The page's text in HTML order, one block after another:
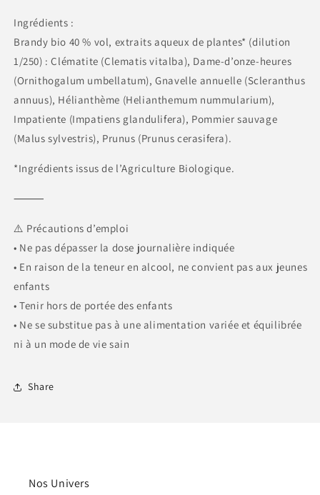
Ingrédients :
Brandy bio 40 % vol, extraits aqueux de plantes* (dilution
1/250) : Clématite (Clematis vitalba), Dame-d’onze-heures
(Ornithogalum umbellatum), Gnavelle annuelle (Scleranthus
annuus), Hélianthème (Helianthemum nummularium),
Impatiente (Impatiens glandulifera), Pommier sauvage
(Malus sylvestris), Prunus (Prunus cerasifera).
*Ingrédients issus de l’Agriculture Biologique.
⸻
⚠️ Précautions d’emploi
• Ne pas dépasser la dose journalière indiquée
• En raison de la teneur en alcool, ne convient pas aux jeunes
enfants
• Tenir hors de portée des enfants
• Ne se substitue pas à une alimentation variée et équilibrée
ni à un mode de vie sain
Share
Nos Univers